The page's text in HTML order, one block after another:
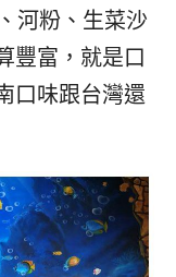
河粉、生菜沙
豐富，就是口
口味跟台灣還